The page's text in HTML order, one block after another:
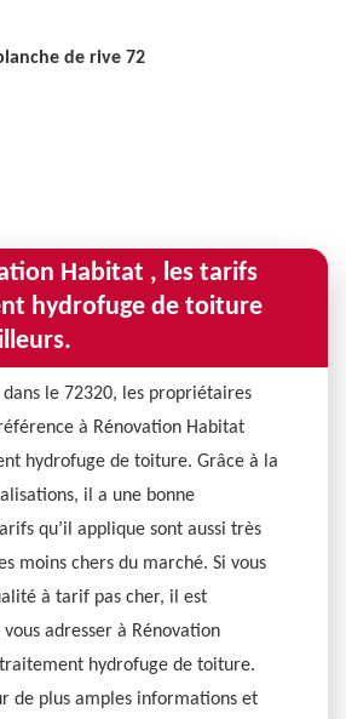
de rive 72
Habitat , les tarifs
hydrofuge de toiture
dans le 72320, les propriétaires
à Rénovation Habitat
hydrofuge de toiture. Grâce à la
il a une bonne
qu’il applique sont aussi très
moins chers du marché. Si vous
à tarif pas cher, il est
adresser à Rénovation
hydrofuge de toiture.
de plus amples informations et